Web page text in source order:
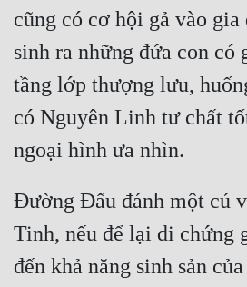
Làm Giàu
Lịch Sử
Mưu Mô
Mạt Thế
Ngôn Tình
Ngược
cũng có cơ hội gả vào
sinh ra những đứa con có
tầng lớp thượng lưu,
có Nguyên Linh tư chất
Đường Đấu đánh một cú
Tinh, nếu để lại di chứng
đến khả năng sinh sản